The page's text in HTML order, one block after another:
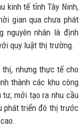
kinh tế tỉnh Tây Ninh,
gian qua chưa phát
nguyên nhân là định
quy luật thị trường.
nhưng thực tế cho
thành các khu công
tư, mới tạo ra nhu cầu
phát triển đô thị trước